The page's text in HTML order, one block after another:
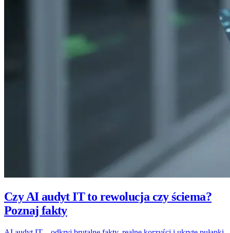
Czy AI audyt IT to rewolucja czy ściema?
Poznaj fakty